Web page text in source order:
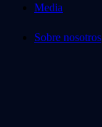
Media
Sobre nosotros